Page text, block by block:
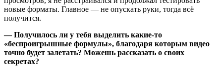
новые форматы. Главное — не опускать руки, тогда всё
получится.
— Получилось ли у тебя выделить какие‑то
«беспроигрышные формулы», благодаря которым видео
точно будет залетать? Можешь рассказать о своих
секретах?